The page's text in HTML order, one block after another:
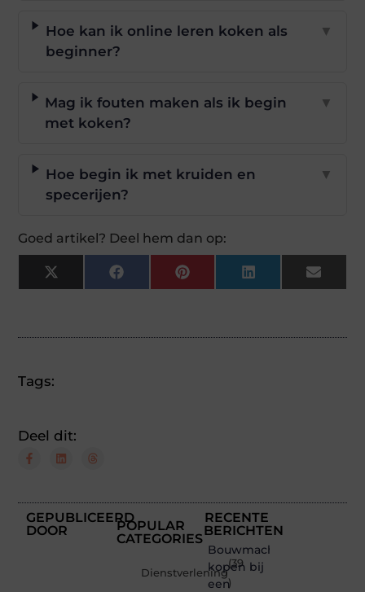
Hoe kan ik online leren koken als
beginner?
▼
Mag ik fouten maken als ik begin
met koken?
▼
Hoe begin ik met kruiden en
specerijen?
▼
Goed artikel? Deel hem dan op:
X
(Twitter)
FacebookPinterestLinkedInEmail
Tags:
Deel dit:
GEPUBLICEERD
DOOR
POPULAR
CATEGORIES
Dienstverlening
(39
)
RECENTE
BERICHTEN
Bouwmachines
kopen bij
een